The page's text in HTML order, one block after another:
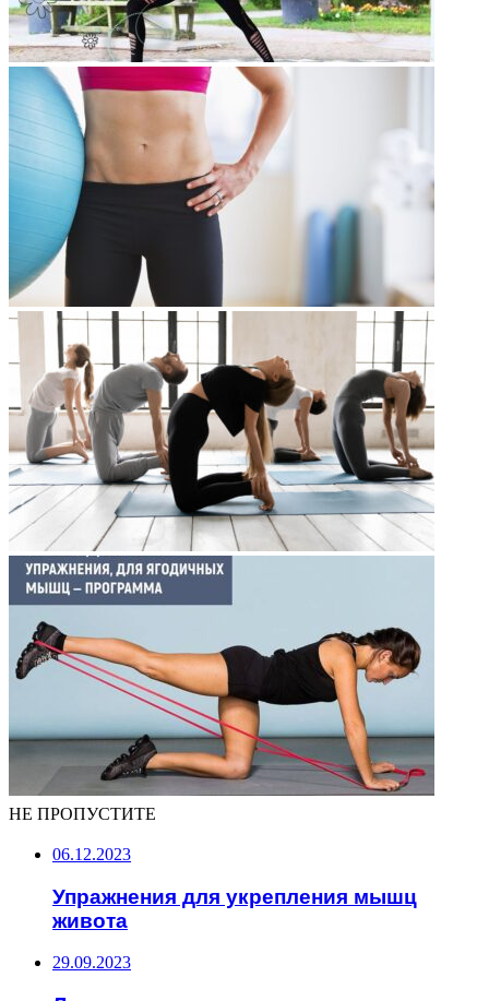
НЕ ПРОПУСТИТЕ
06.12.2023
Упражнения для укрепления мышц
живота
29.09.2023